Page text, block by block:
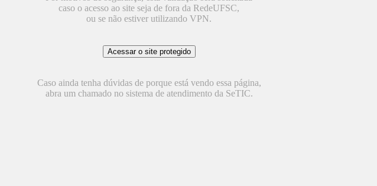
caso o acesso ao site seja de fora da RedeUFSC,
ou se não estiver utilizando VPN.
Caso ainda tenha dúvidas de porque está vendo essa página,
abra um chamado no sistema de atendimento da SeTIC.